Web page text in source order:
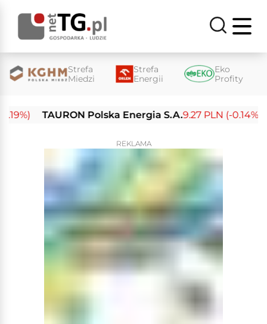
Strefa
Miedzi
Strefa
Energii
Eko
Profity
TAURON Polska Energia S.A. 9.27 PLN (-0.14%)
REKLAMA